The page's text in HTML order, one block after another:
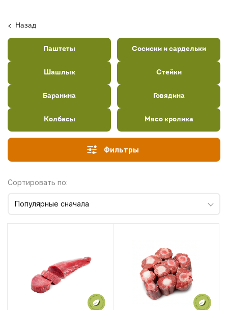
Назад
Паштеты Сосиски и сардельки
Шашлык Стейки
Баранина Говядина
Колбасы Мясо кролика
Фильтры
Сортировать по:
Популярные сначала